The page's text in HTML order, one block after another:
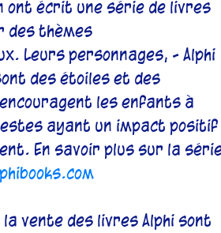
ont écrit une série de livres
des thèmes
Leurs personnages, - Alphi
des étoiles et des
les enfants à
ayant un impact positif
En savoir plus sur la
la vente des livres Alphi sont